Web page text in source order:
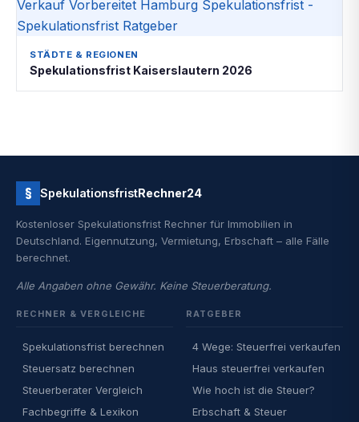
STÄDTE & REGIONEN
Spekulationsfrist Kaiserslautern 2026
§ SpekulationsfristRechner24
Kostenloser Spekulationsfrist Rechner für Immobilien in
Deutschland. Eigennutzung, Vermietung, Erbschaft – alle Fälle
berechnet.
Alle Angaben ohne Gewähr. Keine Steuerberatung.
RECHNER & VERGLEICHE
Spekulationsfrist berechnen
Steuersatz berechnen
Steuerberater Vergleich
Fachbegriffe & Lexikon
RATGEBER
4 Wege: Steuerfrei verkaufen
Haus steuerfrei verkaufen
Wie hoch ist die Steuer?
Erbschaft & Steuer